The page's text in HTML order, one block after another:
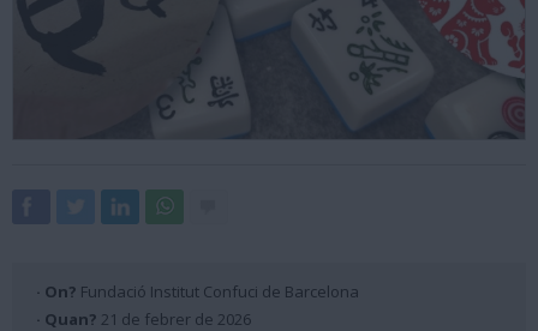
· On? Fundació Institut Confuci de Barcelona
· Quan? 21 de febrer de 2026